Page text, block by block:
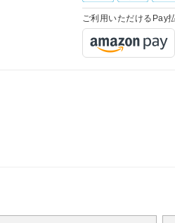
ご利用いただけるPay